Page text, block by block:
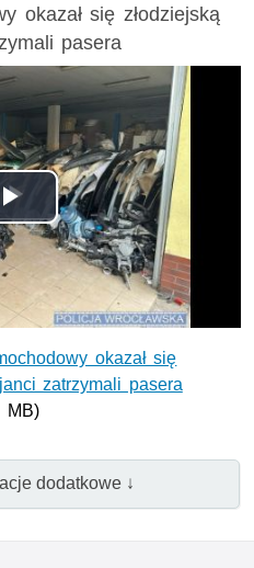
okazał się złodziejską
pasera
Odtwórz
wideo
okazał się
zatrzymali pasera
MB)
dodatkowe ↓